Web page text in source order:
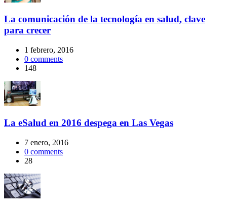
La comunicación de la tecnología en salud, clave
para crecer
1 febrero, 2016
0 comments
148
La eSalud en 2016 despega en Las Vegas
7 enero, 2016
0 comments
28